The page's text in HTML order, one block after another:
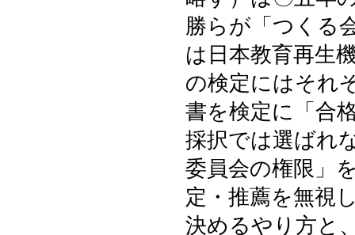
勝らが「つくる
は日本教育再生
の検定にはそれ
書を検定に「合
採択では選ばれ
委員会の権限」
定・推薦を無視
決めるやり方と